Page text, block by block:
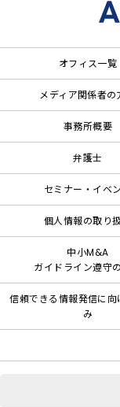
オフィス一覧
メディア関係者の
事務所概要
弁護士
セミナー・イベ
個人情報の取り
中小M&A
ガイドライン遵守
信頼できる情報発信に向
み